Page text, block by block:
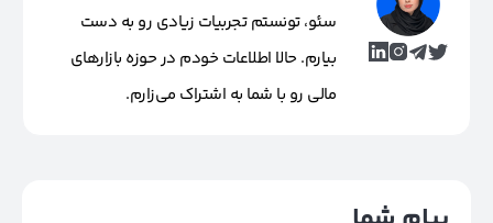
سئو، تونستم تجربیات زیادی رو به دست
بیارم. حالا اطلاعات خودم در حوزه بازارهای
مالی رو با شما به اشتراک می‌زارم.